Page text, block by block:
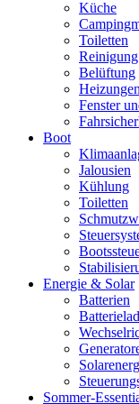
Küche
Toiletten
Reinigung
Belüftung
Heizungen
Fenster
Boot
Jalousien
Kühlung
Toiletten
Energie & Solar
Batterien
Sommer-